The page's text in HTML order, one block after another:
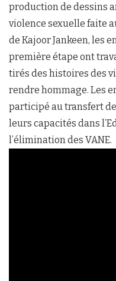
production de dessins
violence sexuelle faite
de Kajoor Jankeen, les
première étape ont
tirés des histoires des
rendre hommage. Les
participé au transfert
leurs capacités dans
l’élimination des VANE.